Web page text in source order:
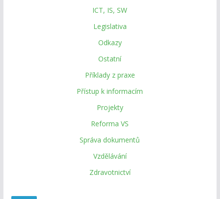
ICT, IS, SW
Legislativa
Odkazy
Ostatní
Příklady z praxe
Přístup k informacím
Projekty
Reforma VS
Správa dokumentů
Vzdělávání
Zdravotnictví